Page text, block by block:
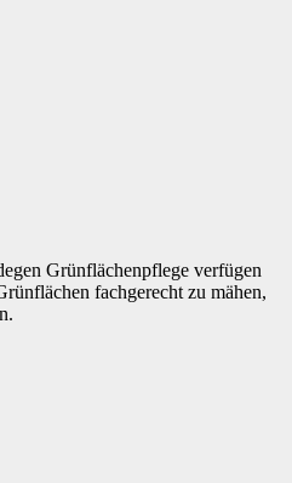
Grünflächenpflege verfügen
fachgerecht zu mähen,